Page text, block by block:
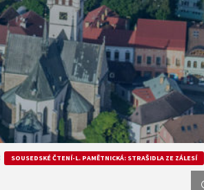
SOUSEDSKÉ ČTENÍ-L. PAMĚTNICKÁ: STRAŠIDLA ZE ZÁLESÍ